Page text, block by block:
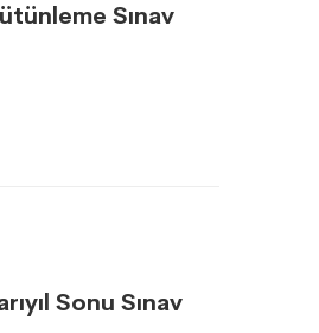
Sınav
Sonu Sınav